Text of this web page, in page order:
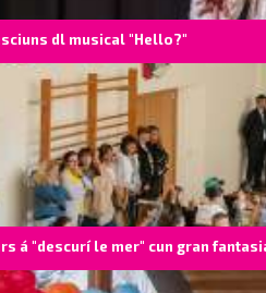
dl musical "Hello?"
á "descurí le mer" cun gran